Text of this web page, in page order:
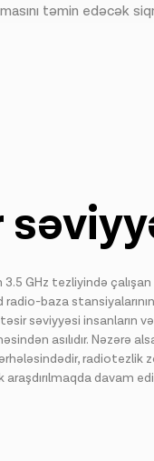
təmin edəcək
3.5 GHz tezliyində
baza
səviyyəsi insanların
asılıdır. Nəzərə
radiotezlik
davam